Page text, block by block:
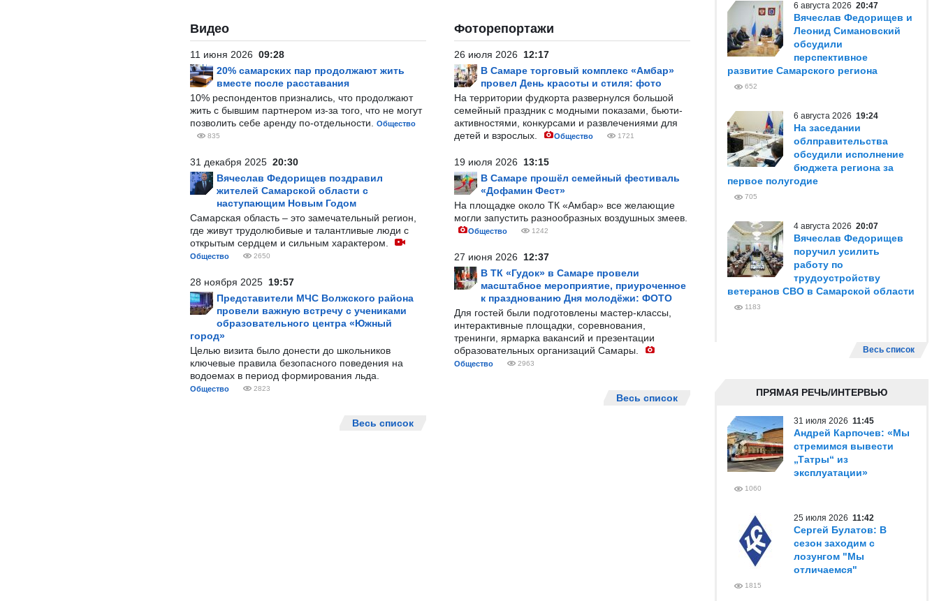
Видео
11 июня 2026 09:28
20% самарских пар продолжают жить
вместе после расставания
10% респондентов признались, что продолжают
жить с бывшим партнером из-за того, что не могут
позволить себе аренду по-отдельности.
Общество
835
31 декабря 2025 20:30
Вячеслав Федорищев поздравил
жителей Самарской области с
наступающим Новым Годом
Самарская область – это замечательный регион,
где живут трудолюбивые и талантливые люди с
открытым сердцем и сильным характером.
Общество 2650
28 ноября 2025 19:57
Представители МЧС Волжского района
провели важную встречу с учениками
образовательного центра «Южный
город»
Целью визита было донести до школьников
ключевые правила безопасного поведения на
водоемах в период формирования льда.
Общество 2823
Весь список
Фоторепортажи
26 июля 2026 12:17
В Самаре торговый комплекс «Амбар»
провел День красоты и стиля: фото
На территории фудкорта развернулся большой
семейный праздник с модными показами, бьюти-
активностями, конкурсами и развлечениями для
детей и взрослых.
Общество 1721
19 июля 2026 13:15
В Самаре прошёл семейный фестиваль
«Дофамин Фест»
На площадке около ТК «Амбар» все желающие
могли запустить разнообразных воздушных змеев.
Общество 1242
27 июня 2026 12:37
В ТК «Гудок» в Самаре провели
масштабное мероприятие, приуроченное
к празднованию Дня молодёжи: ФОТО
Для гостей были подготовлены мастер-классы,
интерактивные площадки, соревнования,
тренинги, ярмарка вакансий и презентации
образовательных организаций Самары.
Общество 2963
Весь список
6 августа 2026 20:47
Вячеслав Федорищев и
Леонид Симановский
обсудили
перспективное
развитие Самарского региона
652
6 августа 2026 19:24
На заседании
облправительства
обсудили исполнение
бюджета региона за
первое полугодие
705
4 августа 2026 20:07
Вячеслав Федорищев
поручил усилить
работу по
трудоустройству
ветеранов СВО в Самарской области
1183
Весь список
ПРЯМАЯ РЕЧЬ/ИНТЕРВЬЮ
31 июля 2026 11:45
Андрей Карпочев: «Мы
стремимся вывести
„Татры“ из
эксплуатации»
1060
25 июля 2026 11:42
Сергей Булатов: В
сезон заходим с
лозунгом "Мы
отличаемся"
1815